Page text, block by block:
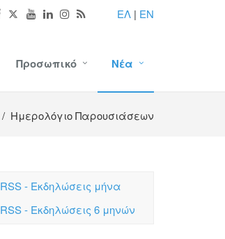
ΕΛ | EN
Προσωπικό Νέα
/ Ημερολόγιο Παρουσιάσεων
RSS - Εκδηλώσεις μήνα
RSS - Εκδηλώσεις 6 μηνών